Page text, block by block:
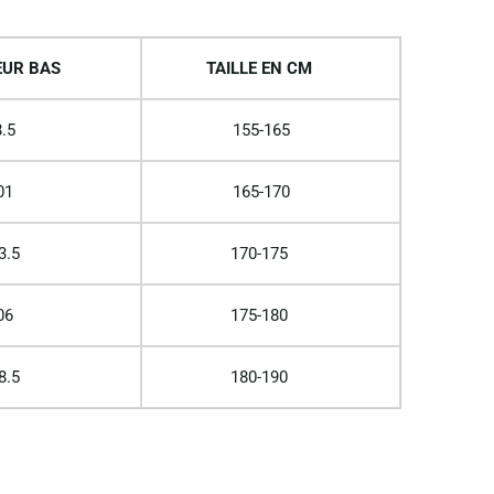
BAS TAILLE EN CM
155-165
165-170
170-175
175-180
180-190